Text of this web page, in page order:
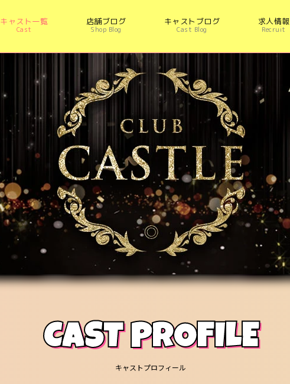
キャスト一覧
Cast
店舗ブログ
Shop Blog
キャストブログ
Cast Blog
求人情報
Recruit
CAST PROFILE
キャストプロフィール